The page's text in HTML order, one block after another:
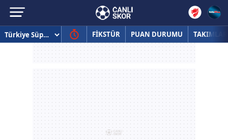
FİKSTÜR PUAN DURUMU TAKIMLAR